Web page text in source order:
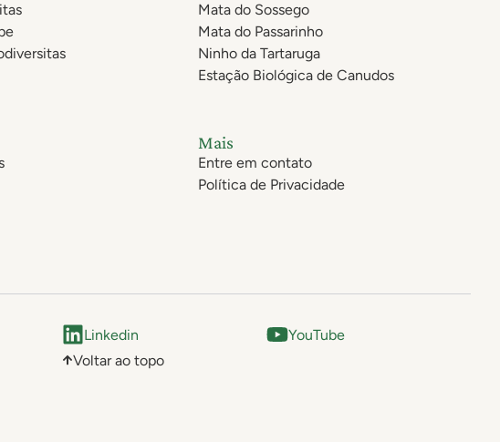
Mata do Sossego
Mata do Passarinho
Ninho da Tartaruga
Estação Biológica de Canudos
Mais
Entre em contato
Política de Privacidade
Linkedin
YouTube
Voltar ao topo